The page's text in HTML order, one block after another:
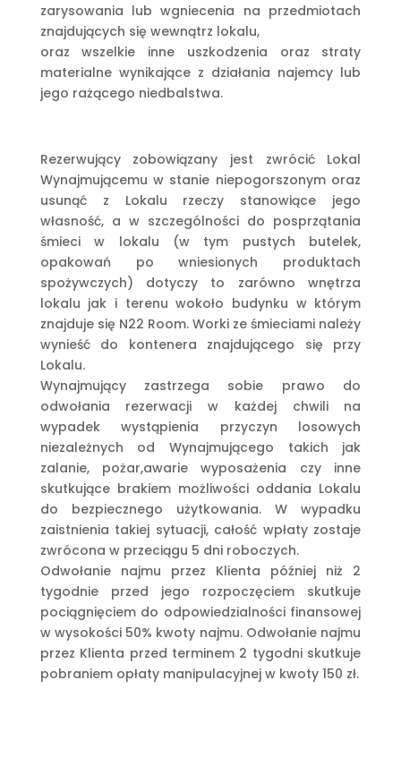
zarysowania lub wgniecenia na przedmiotach
znajdujących się wewnątrz lokalu,
oraz wszelkie inne uszkodzenia oraz straty
materialne wynikające z działania najemcy lub
jego rażącego niedbalstwa.
Rezerwujący zobowiązany jest zwrócić Lokal
Wynajmującemu w stanie niepogorszonym oraz
usunąć z Lokalu rzeczy stanowiące jego
własność, a w szczególności do posprzątania
śmieci w lokalu (w tym pustych butelek,
opakowań po wniesionych produktach
spożywczych) dotyczy to zarówno wnętrza
lokalu jak i terenu wokoło budynku w którym
znajduje się N22 Room. Worki ze śmieciami należy
wynieść do kontenera znajdującego się przy
Lokalu.
Wynajmujący zastrzega sobie prawo do
odwołania rezerwacji w każdej chwili na
wypadek wystąpienia przyczyn losowych
niezależnych od Wynajmującego takich jak
zalanie, pożar,awarie wyposażenia czy inne
skutkujące brakiem możliwości oddania Lokalu
do bezpiecznego użytkowania. W wypadku
zaistnienia takiej sytuacji, całość wpłaty zostaje
zwrócona w przeciągu 5 dni roboczych.
Odwołanie najmu przez Klienta później niż 2
tygodnie przed jego rozpoczęciem skutkuje
pociągnięciem do odpowiedzialności finansowej
w wysokości 50% kwoty najmu. Odwołanie najmu
przez Klienta przed terminem 2 tygodni skutkuje
pobraniem opłaty manipulacyjnej w kwoty 150 zł.